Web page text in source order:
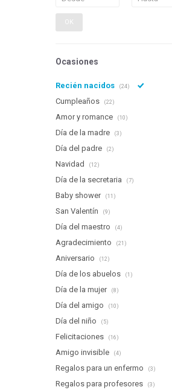
OK
Ocasiones
Recién nacidos (24)
Cumpleaños (22)
Amor y romance (10)
Día de la madre (3)
Día del padre (2)
Navidad (12)
Día de la secretaria (7)
Baby shower (11)
San Valentín (9)
Día del maestro (4)
Agradecimiento (21)
Aniversario (12)
Día de los abuelos (1)
Día de la mujer (8)
Día del amigo (10)
Día del niño (5)
Felicitaciones (16)
Amigo invisible (4)
Regalos para un enfermo (3)
Regalos para profesores (3)